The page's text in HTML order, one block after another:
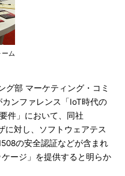
ム
部 マーケティング・コミ
ンファレンス「IoT時代の
件」において、同社
に対し、ソフトウェアテス
の安全認証などが含まれ
ージ」を提供すると明らか